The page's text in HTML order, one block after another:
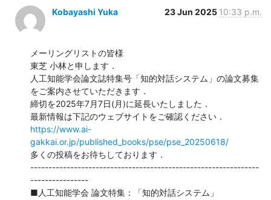
Kobayashi Yuka 23 Jun 2025 10:33 p.m.
メーリングリストの皆様
東芝 小林と申します．
人工知能学会論文誌特集号「知的対話システム」の論文募集
をご案内させていただきます．
締切を2025年7月7日(月)に延長いたしました．
https://www.ai-
gakkai.or.jp/published_books/pse/pse_20250618/
多くの投稿をお待ちしております．
---------------------------------------------------------------
----------------
■人工知能学会 論文特集：「知的対話システム」